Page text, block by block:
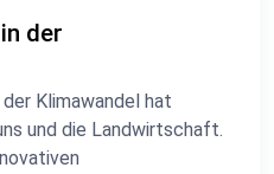
der
Klimawandel hat
und die Landwirtschaft.